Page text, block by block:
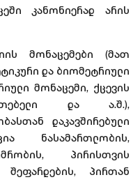
კანონიერად არის
მონაცემები (მათ
და ბიომეტრიული
მონაცემი, ქცევის
და ა.შ.),
დაკავშირებული
ნასამართლობის,
პირისთვის
პირთან